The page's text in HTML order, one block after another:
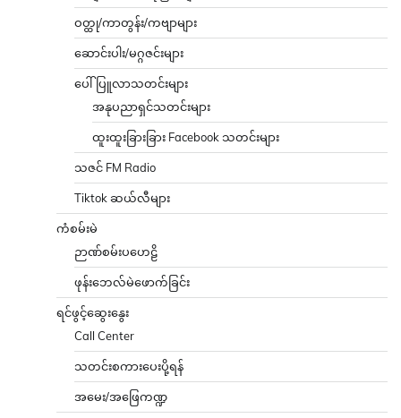
ဝတ္ထု/ကာတွန်း/ကဗျာများ
ဆောင်းပါး/မဂ္ဂဇင်းများ
ပေါ်ပြူလာသတင်းများ
အနုပညာရှင်သတင်းများ
ထူးထူးခြားခြား Facebook သတင်းများ
သဇင် FM Radio
Tiktok ဆယ်လီများ
ကံစမ်းမဲ
ဉာဏ်စမ်းပဟေဠိ
ဖုန်းဘေလ်မဲဖောက်ခြင်း
ရင်ဖွင့်ဆွေးနွေး
Call Center
သတင်းစကားပေးပို့ရန်
အမေး/အဖြေကဏ္ဍ